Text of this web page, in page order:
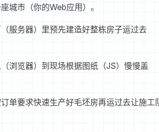
城市（你的Web应用）。
服务器）里预先建造好整栋房子运过去
浏览器）到现场根据图纸（JS）慢慢盖
单要求快速生产好毛坯房再运过去让施工